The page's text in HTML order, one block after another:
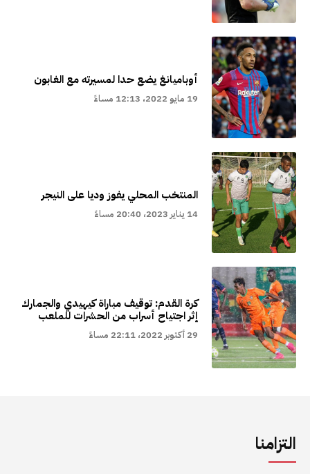
أوباميانغ يضع حدا لمسيرته مع الغابون
19 مايو 2022، 12:13 مساءً
المنتخب المحلي يفوز وديا على النيجر
14 يناير 2023، 20:40 مساءً
كرة القدم: توقيف مباراة كيهيدي والجمارك
إثر اجتياح أسراب من الحشرات للملعب
29 أكتوبر 2022، 22:11 مساءً
التزامنا